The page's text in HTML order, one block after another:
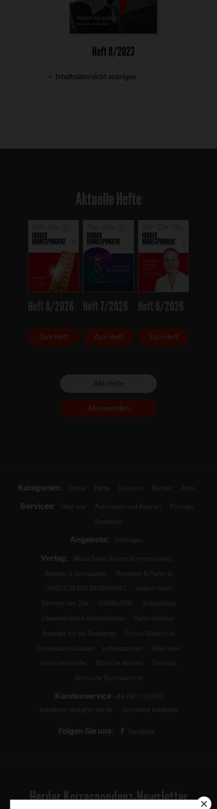
Heft 8/2023
Inhaltsübersicht anzeigen
Aktuelle Hefte
Heft 8/2026
Zum Heft
Heft 7/2026
Zum Heft
Heft 6/2026
Zum Heft
Alle Hefte
Abo bestellen
Kategorien: Online Hefte Dossiers Bücher Abos
Services: Über uns Autorinnen und Autoren
Porträts
Redaktion
Angebote: Umfragen
Verlag:
Media Sales Herder Korrespondenz
Religion & Spiritualität
Theologie & Pastoral
CHRIST IN DER GEGENWART
einfach leben
Stimmen der Zeit
COMMUNIO
Gottesdienst
Ideenwerkstatt Gottesdienste
Pastoralblätter
Anzeiger für die Seelsorge
Forum Weltkirche
Gemeinsam Glauben
Lebensspuren
Bibel lesen
kunst und kirche
Biblische Notizen
Diakonia
Römische Quartalschrift
Kundenservice +49 761 2717200
kundenservice@herder.de
Abo online kündigen
Folgen Sie uns: Facebook
Herder Korrespondenz-Newsletter